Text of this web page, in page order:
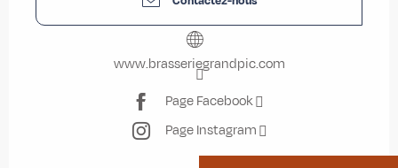
www.brasseriegrandpic.com
Page Facebook
Page Instagram